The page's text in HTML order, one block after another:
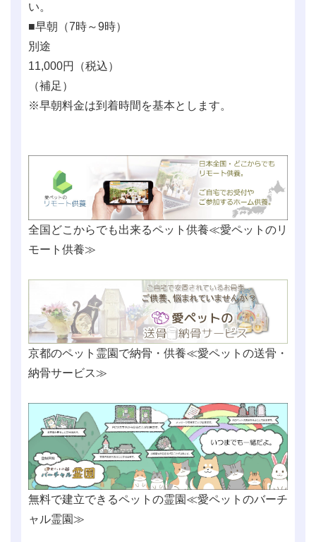
い。
■早朝（7時～9時）
別途
11,000円（税込）
（補足）
※早朝料金は到着時間を基本とします。
全国どこからでも出来るペット供養≪愛ペットのリ
モート供養≫
京都のペット霊園で納骨・供養≪愛ペットの送骨・
納骨サービス≫
無料で建立できるペットの霊園≪愛ペットのバーチ
ャル霊園≫